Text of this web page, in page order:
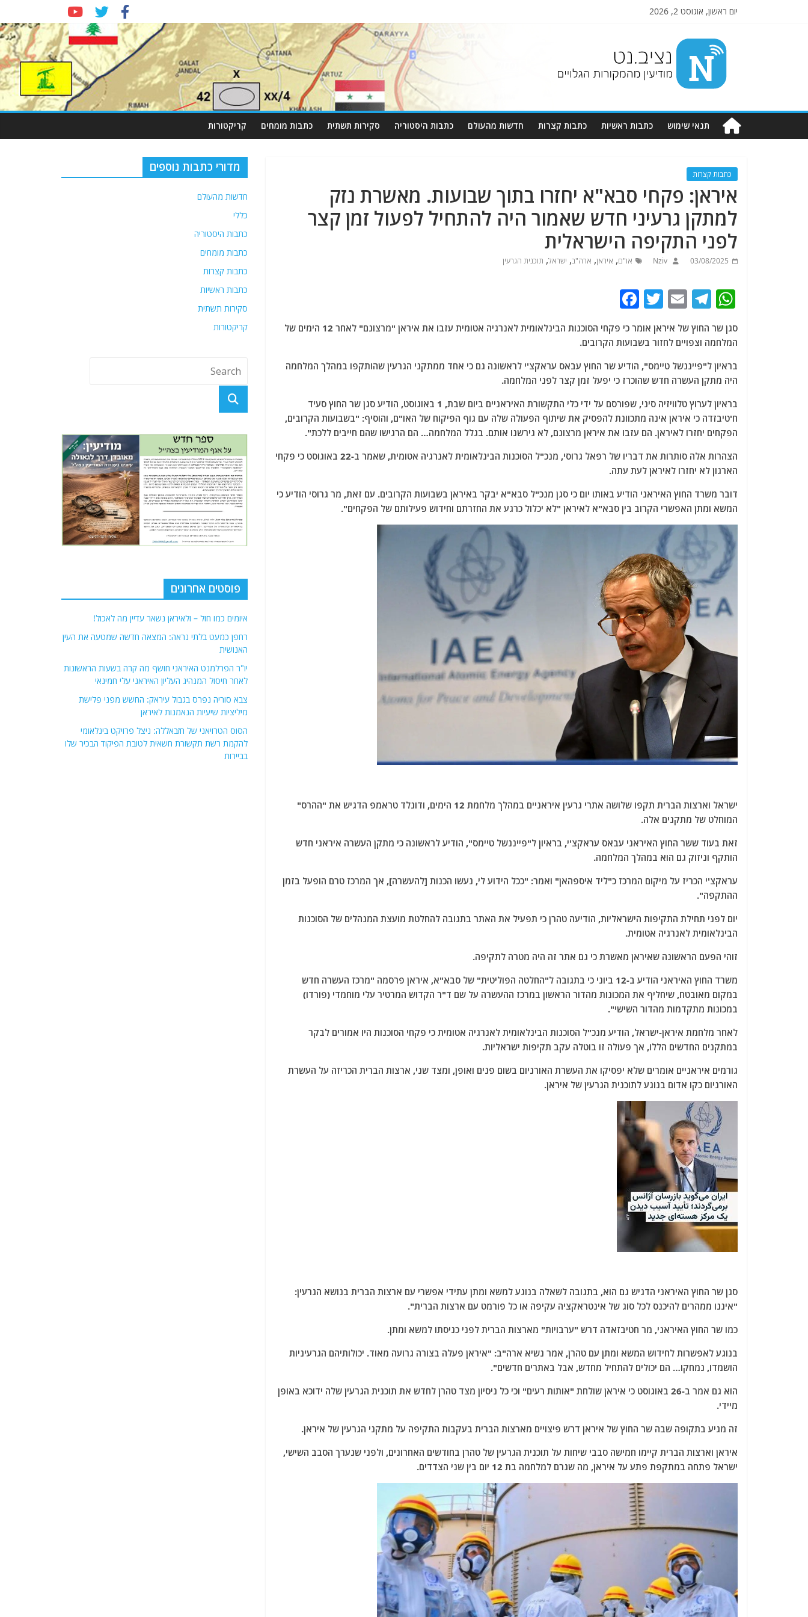
יום ראשון, אוגוסט 2, 2026
Nziv.net
מודיעין
מהמקורות
תנאי שימוש כתבות ראשיות כתבות קצרות חדשות מהעולם כתבות היסטוריה סקירות תשתית כתבות מומחים קריקטורות
כתבות קצרות
איראן: פקחי סבא"א יחזרו בתוך שבועות. מאשרת נזק
למתקן גרעיני חדש שאמור היה להתחיל לפעול זמן קצר
לפני התקיפה הישראלית
03/08/2025
Nziv או"ם, איראן, ארה"ב, ישראל, תוכנית הגרעין
W
at
s
A
p
p
T
el
e
g
ra
m
E
ai
l
T
itt
er
c
e
b
o
o
k
סגן שר החוץ של איראן אומר כי פקחי הסוכנות הבינלאומית לאנרגיה אטומית עזבו את איראן "מרצונם" לאחר 12 הימים של
המלחמה וצפויים לחזור בשבועות הקרובים.
בראיון ל"פייננשל טיימס", הודיע שר החוץ עבאס עראקצ'י לראשונה גם כי אחד ממתקני הגרעין שהותקפו במהלך המלחמה
היה מתקן העשרה חדש שהוכרז כי יפעל זמן קצר לפני המלחמה.
בראיון לערוץ טלוויזיה סיני, שפורסם על ידי כלי התקשורת האיראניים ביום שבת, 1 באוגוסט, הודיע סגן שר החוץ סעיד
ח'טיבזדה כי איראן אינה מתכוונת להפסיק את שיתוף הפעולה שלה עם גוף הפיקוח של האו"ם, והוסיף: "בשבועות הקרובים,
הפקחים יחזרו לאיראן. הם עזבו את איראן מרצונם, לא גירשנו אותם. בגלל המלחמה… הם הרגישו שהם חייבים ללכת".
הצהרות אלה סותרות את דבריו של רפאל גרוסי, מנכ"ל הסוכנות הבינלאומית לאנרגיה אטומית, שאמר ב-22 באוגוסט כי פקחי
הארגון לא יחזרו לאיראן לעת עתה.
דובר משרד החוץ האיראני הודיע באותו יום כי סגן מנכ"ל סבא"א יבקר באיראן בשבועות הקרובים. עם זאת, מר גרוסי הודיע כי
המשא ומתן האפשרי הקרוב בין סבא"א לאיראן "לא יכלול כרגע את החזרתם וחידוש פעילותם של הפקחים".
ישראל וארצות הברית תקפו שלושה אתרי גרעין איראניים במהלך מלחמת 12 הימים, ודונלד טראמפ הדגיש את "ההרס"
המוחלט של מתקנים אלה.
זאת בעוד ששר החוץ האיראני עבאס עראקצ'י, בראיון ל"פייננשל טיימס", הודיע לראשונה כי מתקן העשרה איראני חדש
הותקף וניזוק גם הוא במהלך המלחמה.
עראקצ'י הכריז על מיקום המרכז כ"ליד איספהאן" ואמר: "ככל הידוע לי, נעשו הכנות [להעשרה], אך המרכז טרם הופעל בזמן
ההתקפה".
יום לפני תחילת התקיפות הישראליות, הודיעה טהרן כי תפעיל את האתר בתגובה להחלטת מועצת המנהלים של הסוכנות
הבינלאומית לאנרגיה אטומית.
זוהי הפעם הראשונה שאיראן מאשרת כי גם אתר זה היה מטרה לתקיפה.
משרד החוץ האיראני הודיע ב-12 ביוני כי בתגובה ל"החלטה הפוליטית" של סבא"א, איראן פרסמה "מרכז העשרה חדש
במקום מאובטח, שיחליף את המכונות מהדור הראשון במרכז ההעשרה על שם ד"ר הקדוש המרטיר עלי מוחמדי (פורדו)
במכונות מתקדמות מהדור השישי".
לאחר מלחמת איראן-ישראל, הודיע מנכ"ל הסוכנות הבינלאומית לאנרגיה אטומית כי פקחי הסוכנות היו אמורים לבקר
במתקנים החדשים הללו, אך פעולה זו בוטלה עקב תקיפות ישראליות.
גורמים איראניים אומרים שלא יפסיקו את העשרת האורניום בשום פנים ואופן, ומצד שני, ארצות הברית הכריזה על העשרת
האורניום כקו אדום בנוגע לתוכנית הגרעין של איראן.
סגן שר החוץ האיראני הדגיש גם הוא, בתגובה לשאלה בנוגע למשא ומתן עתידי אפשרי עם ארצות הברית בנושא הגרעין:
"איננו ממהרים להיכנס לכל סוג של אינטראקציה עקיפה או כל פורמט עם ארצות הברית".
כמו שר החוץ האיראני, מר חטיבזאדה דרש "ערבויות" מארצות הברית לפני כניסתו למשא ומתן.
בנוגע לאפשרות לחידוש המשא ומתן עם טהרן, אמר נשיא ארה"ב: "איראן פעלה בצורה גרועה מאוד. יכולותיהם הגרעיניות
הושמדו, נמחקו… הם יכולים להתחיל מחדש, אבל באתרים חדשים".
הוא גם אמר ב-26 באוגוסט כי איראן שולחת "אותות רעים" וכי כל ניסיון מצד טהרן לחדש את תוכנית הגרעין שלה ידוכא באופן
מיידי.
זה מגיע בתקופה שבה שר החוץ של איראן דרש פיצויים מארצות הברית בעקבות התקיפה על מתקני הגרעין של איראן.
איראן וארצות הברית קיימו חמישה סבבי שיחות על תוכנית הגרעין של טהרן בחודשים האחרונים, ולפני שנערך הסבב השישי,
ישראל פתחה במתקפת פתע על איראן, מה שגרם למלחמה בת 12 יום בין שני הצדדים.
מדורי כתבות נוספים
חדשות מהעולם
כללי
כתבות היסטוריה
כתבות מומחים
כתבות קצרות
כתבות ראשיות
סקירות תשתית
קריקטורות
פוסטים אחרונים
איומים כמו חול – ולאיראן נשאר עדיין מה לאכול!
רחפן כמעט בלתי נראה: המצאה חדשה שמטעה את העין
האנושית
יו"ר הפרלמנט האיראני חושף מה קרה בשעות הראשונות
לאחר חיסול המנהיג העליון האיראני עלי חמינאי
צבא סוריה נפרס בגבול עיראק: החשש מפני פלישת
מיליציות שיעיות הנאמנות לאיראן
הסוס הטרויאני של חזבאללה: ניצל פרויקט בינלאומי
להקמת רשת תקשורת חשאית לטובת הפיקוד הבכיר שלו
בביירות